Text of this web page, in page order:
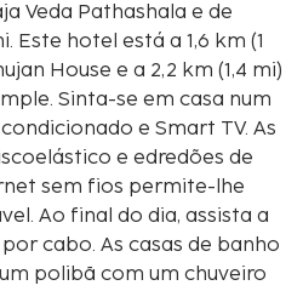
Veda Pathashala e de
House e a 2,2 km (1,4 mi)
Sinta-se em casa num
e Smart TV. As
e edredões de
sem fios permite-lhe
Ao final do dia, assista a
cabo. As casas de banho
polibã com um chuveiro